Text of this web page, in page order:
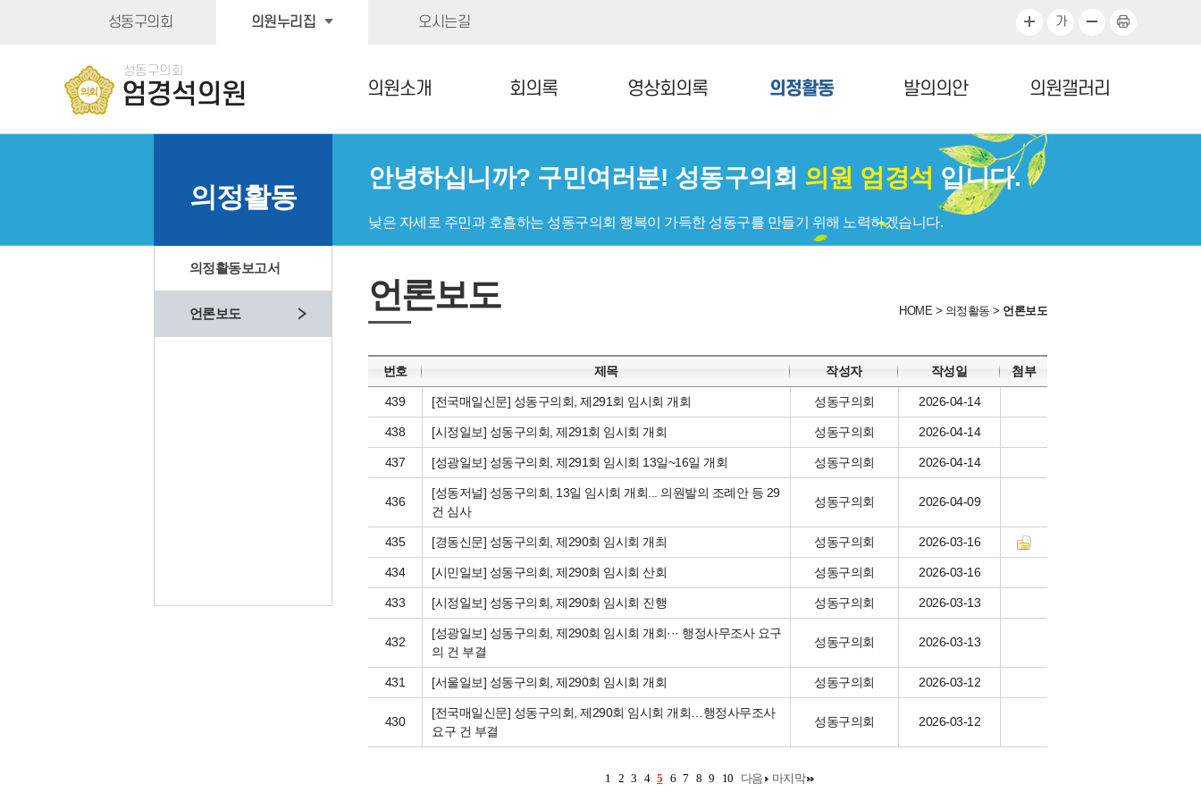
성동구의회 의원누리집 오시는길 가
성동구의회
엄경석의원 의원소개 회의록 영상회의록 의정활동 발의의안 의원갤러리
의정활동
의정활동보고서
언론보도
안녕하십니까? 구민여러분! 성동구의회 의원 엄경석 입니다.
낮은 자세로 주민과 호흡하는 성동구의회 행복이 가득한 성동구를 만들기 위해 노력하겠습니다.
언론보도 HOME> 의정활동 > 언론보도
번호 제목 작성자 작성일 첨부
439 [전국매일신문] 성동구의회, 제291회 임시회 개회 성동구의회 2026-04-14
438 [시정일보] 성동구의회, 제291회 임시회 개회 성동구의회 2026-04-14
437 [성광일보] 성동구의회, 제291회 임시회 13일~16일 개회 성동구의회 2026-04-14
436
[성동저널] 성동구의회, 13일 임시회 개회... 의원발의 조례안 등 29
건 심사
성동구의회 2026-04-09
435 [경동신문] 성동구의회, 제290회 임시회 개최 성동구의회 2026-03-16
434 [시민일보] 성동구의회, 제290회 임시회 산회 성동구의회 2026-03-16
433 [시정일보] 성동구의회, 제290회 임시회 진행 성동구의회 2026-03-13
432
[성광일보] 성동구의회, 제290회 임시회 개회··· 행정사무조사 요구
의 건 부결
성동구의회 2026-03-13
431 [서울일보] 성동구의회, 제290회 임시회 개회 성동구의회 2026-03-12
430
[전국매일신문] 성동구의회, 제290회 임시회 개회…행정사무조사
요구 건 부결
성동구의회 2026-03-12
1 2 3 4 5 6 7 8 9 10 다음 마지막